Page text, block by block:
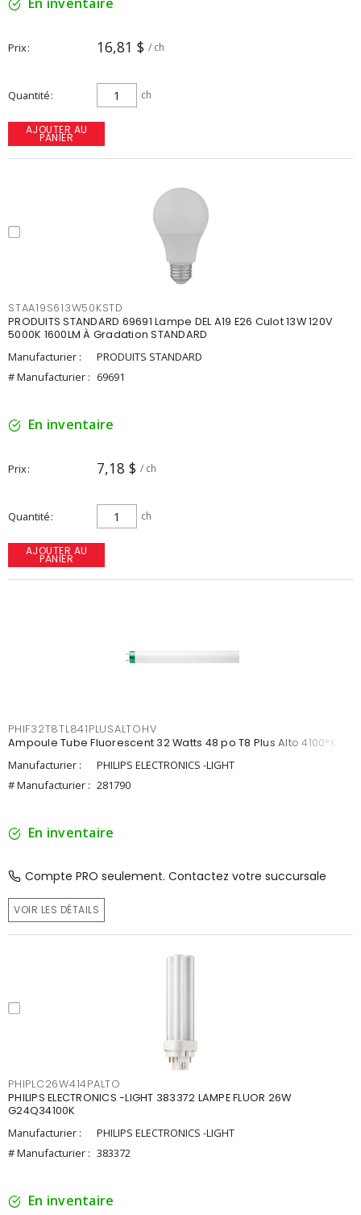
Prix 16,81 $ / ch
Quantité ch
AJOUTER AU
PANIER
STAA19S613W50KSTD
PRODUITS STANDARD 69691 Lampe DEL A19 E26 Culot 13W 120V
5000K 1600LM À Gradation STANDARD
Manufacturier :
PRODUITS STANDARD
# Manufacturier : 69691
En inventaire
Prix 7,18 $ / ch
Quantité ch
AJOUTER AU
PANIER
PHIF32T8TL841PLUSALTOHV
Ampoule Tube Fluorescent 32 Watts 48 po T8 Plus Alto 4100°K
Manufacturier :
PHILIPS ELECTRONICS -LIGHT
# Manufacturier : 281790
En inventaire
Compte PRO seulement. Contactez votre succursale
VOIR LES DÉTAILS
PHIPLC26W414PALTO
PHILIPS ELECTRONICS -LIGHT 383372 LAMPE FLUOR 26W
G24Q34100K
Manufacturier :
PHILIPS ELECTRONICS -LIGHT
# Manufacturier : 383372
En inventaire